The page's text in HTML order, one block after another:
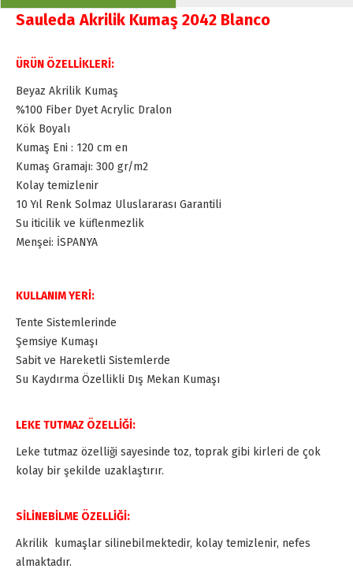
Sauleda Akrilik Kumaş 2042 Blanco
ÜRÜN ÖZELLİKLERİ:
Beyaz Akrilik Kumaş
%100 Fiber Dyet Acrylic Dralon
Kök Boyalı
Kumaş Eni : 120 cm en
Kumaş Gramajı: 300 gr/m2
Kolay temizlenir
10 Yıl Renk Solmaz Uluslararası Garantili
Su iticilik ve küflenmezlik
Menşei: İSPANYA
KULLANIM YERİ:
Tente Sistemlerinde
Şemsiye Kumaşı
Sabit ve Hareketli Sistemlerde
Su Kaydırma Özellikli Dış Mekan Kumaşı
LEKE TUTMAZ ÖZELLİĞİ:
Leke tutmaz özelliği sayesinde toz, toprak gibi kirleri de çok
kolay bir şekilde uzaklaştırır.
SİLİNEBİLME ÖZELLİĞİ:
Akrilik kumaşlar silinebilmektedir, kolay temizlenir, nefes
almaktadır.